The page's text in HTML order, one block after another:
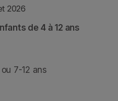
2026
de 4 à 12 ans
7-12 ans